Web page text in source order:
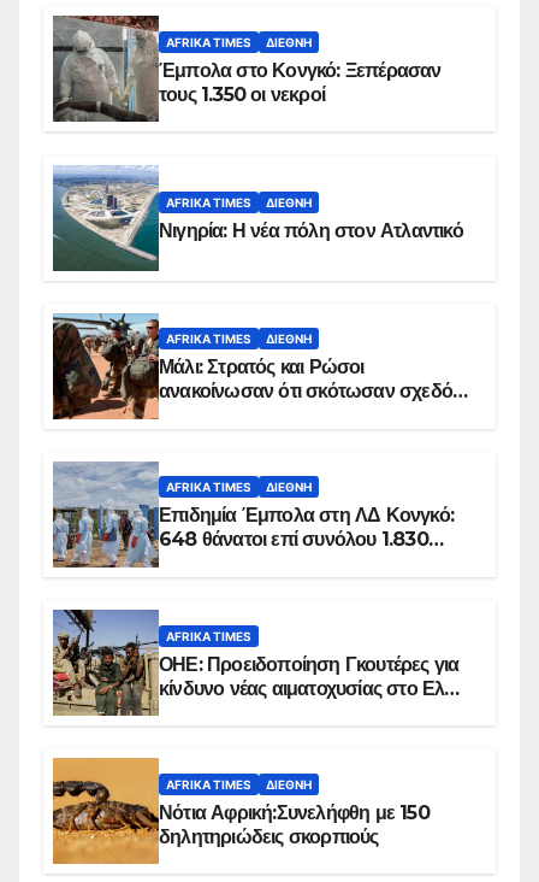
AFRIKA TIMES ΔΙΕΘΝΉ
Έμπολα στο Κονγκό: Ξεπέρασαν
τους 1.350 οι νεκροί
AFRIKA TIMES ΔΙΕΘΝΉ
Νιγηρία: Η νέα πόλη στον Ατλαντικό
AFRIKA TIMES ΔΙΕΘΝΉ
Μάλι: Στρατός και Ρώσοι
ανακοίνωσαν ότι σκότωσαν σχεδόν
AFRIKA TIMES ΔΙΕΘΝΉ
Επιδημία Έμπολα στη ΛΔ Κονγκό:
648 θάνατοι επί συνόλου 1.830
AFRIKA TIMES
ΟΗΕ: Προειδοποίηση Γκουτέρες για
κίνδυνο νέας αιματοχυσίας στο Ελ
AFRIKA TIMES ΔΙΕΘΝΉ
Νότια Αφρική:Συνελήφθη με 150
δηλητηριώδεις σκορπιούς